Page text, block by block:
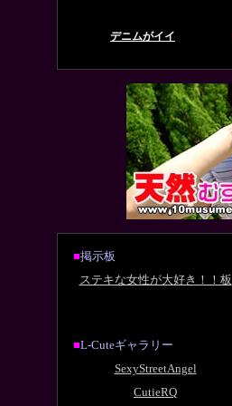
■掲示板
ステキな女性が大好き！！板
■L-Cuteギャラリー
SexyStreetAngel
CutieRQ